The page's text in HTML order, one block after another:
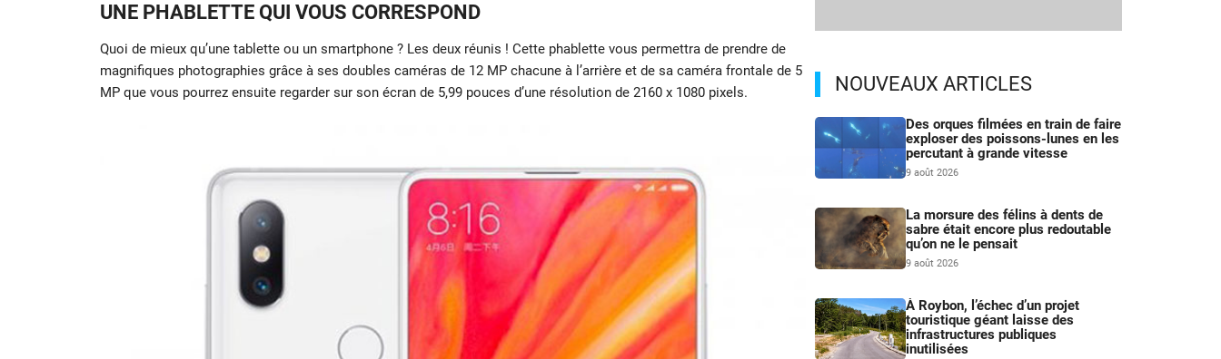
UNE PHABLETTE QUI VOUS CORRESPOND
Quoi de mieux qu’une tablette ou un smartphone ? Les deux réunis ! Cette phablette vous permettra de prendre de
magnifiques photographies grâce à ses doubles caméras de 12 MP chacune à l’arrière et de sa caméra frontale de 5
MP que vous pourrez ensuite regarder sur son écran de 5,99 pouces d’une résolution de 2160 x 1080 pixels.
NOUVEAUX ARTICLES
Des orques filmées en train de faire
exploser des poissons-lunes en les
percutant à grande vitesse
9 août 2026
La morsure des félins à dents de
sabre était encore plus redoutable
qu’on ne le pensait
9 août 2026
À Roybon, l’échec d’un projet
touristique géant laisse des
infrastructures publiques
inutilisées